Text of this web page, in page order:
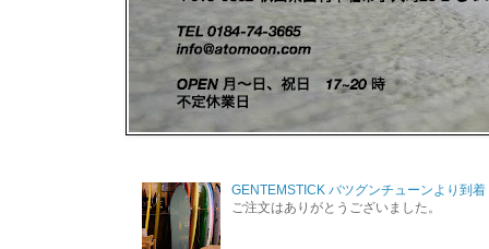
GENTEMSTICK バツグンチューンより到着
ご注文はありがとうございました。